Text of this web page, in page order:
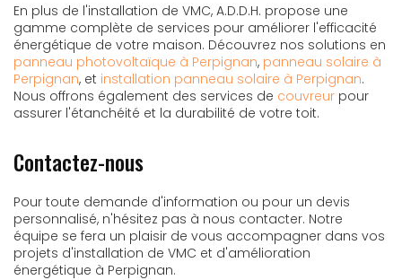
En plus de l'installation de VMC, A.D.D.H. propose une
gamme complète de services pour améliorer l'efficacité
énergétique de votre maison. Découvrez nos solutions en
panneau photovoltaïque à Perpignan, panneau solaire à
Perpignan, et installation panneau solaire à Perpignan.
Nous offrons également des services de couvreur pour
assurer l'étanchéité et la durabilité de votre toit.
Contactez-nous
Pour toute demande d'information ou pour un devis
personnalisé, n'hésitez pas à nous contacter. Notre
équipe se fera un plaisir de vous accompagner dans vos
projets d'installation de VMC et d'amélioration
énergétique à Perpignan.